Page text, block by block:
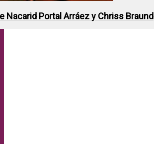
Nacarid Portal Arráez y Chriss Braund